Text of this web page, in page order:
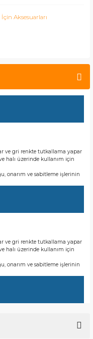
Aksesuarları
ve gri renkte tutkallama yapar
halı üzerinde kullanım için
onarım ve sabitleme işlerinin
ve gri renkte tutkallama yapar
halı üzerinde kullanım için
onarım ve sabitleme işlerinin